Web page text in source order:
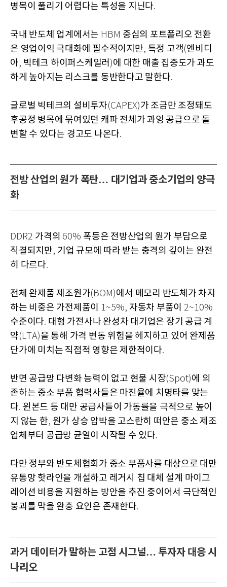
병목이 풀리기 어렵다는 특성을 지닌다.
국내 반도체 업계에서는 HBM 중심의 포트폴리오 전환
은 영업이익 극대화에 필수적이지만, 특정 고객(엔비디
아, 빅테크 하이퍼스케일러 )에 대한 매출 집중도가 과도
하게 높아지는 리스크를 동반한다고 말한다.
글로벌 빅테크의 설비투자(CAPEX)가 조금만 조정돼도
후공정 병목에 묶여있던 캐파 전체가 과잉 공급으로 돌
변할 수 있다는 경고도 나온다.
전방 산업의 원가 폭탄… 대기업과 중소기업의 양극
화
DDR2 가격의 60% 폭등은 전방산업의 원가 부담으로
직결되지만, 기업 규모에 따라 받는 충격의 깊이는 완전
히 다르다.
전체 완제품 제조원가(BOM)에서 메모리 반도체가 차지
하는 비중은 가전제품이
1~5%, 자동차 부품이 2~10%
수준이다. 대형 가전사나 완성차 대기업은 장기 공급 계
약(LTA)을 통해 가격 변동 위험을 헤지하고 있어 완제품
단가에 미치는 직접적 영향은 제한적이다.
반면 공급망 다변화 능력이 없고 현물 시장(Spot)에 의
존하는 중소 부품 협력사들은 마진율에 치명타를 맞는
다. 윈본드 등 대만 공급사들이 가동률을 극적으로 높이
지 않는 한, 원가 상승 압박을 고스란히 떠안은 중소 제조
업체부터 공급망 균열이 시작될 수 있다.
다만 정부와 반도체협회가 중소 부품사를 대상으로 대만
유통망 핫라인을 개설하고 레거시 칩 대체 설계 마이그
레이션 비용을 지원하는 방안을 추진 중이어서 극단적인
붕괴를 막을 완충 요인은 존재한다.
과거 데이터가 말하는 고점 시그널… 투자자 대응 시
나리오